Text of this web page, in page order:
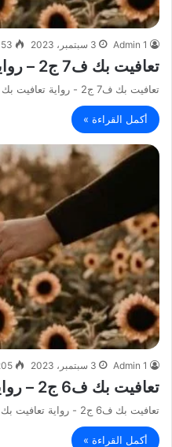
Admin 1 3 سبتمبر، 2023
تعافيت بك ف7 ج2 – رواية تعافيت بك PDF
تعافيت بك ف7 ج2 - رواية تعافيت بك PDF
أكمل القراءة »
Admin 1 3 سبتمبر، 2023
تعافيت بك ف6 ج2 – رواية تعافيت بك PDF
تعافيت بك ف6 ج2 - رواية تعافيت بك PDF
أكمل القراءة »